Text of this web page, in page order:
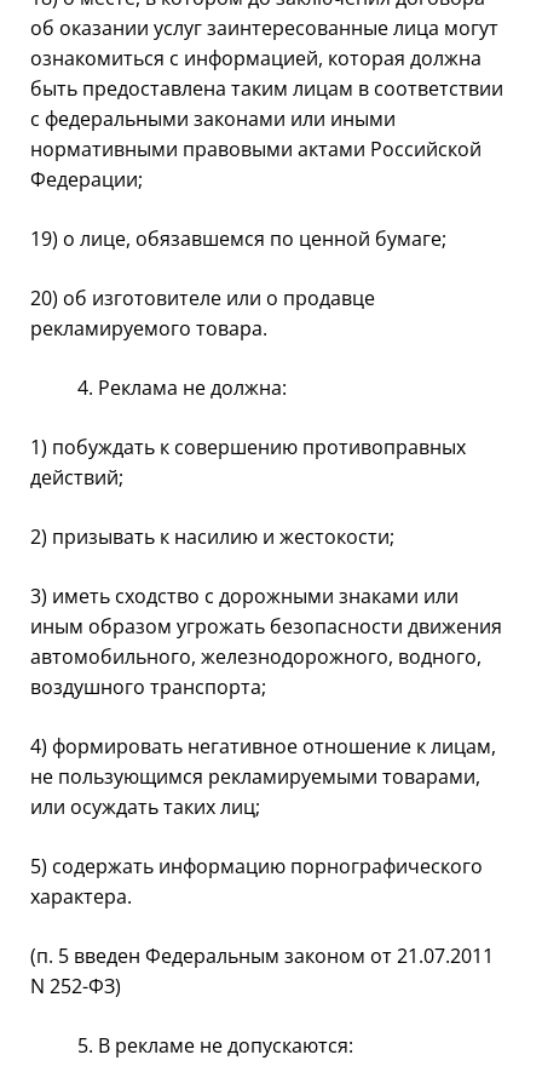
об оказании услуг заинтересованные лица могут
ознакомиться с информацией, которая должна
быть предоставлена таким лицам в соответствии
с федеральными законами или иными
нормативными правовыми актами Российской
Федерации;
19) о лице, обязавшемся по ценной бумаге;
20) об изготовителе или о продавце
рекламируемого товара.
Реклама не должна:
1) побуждать к совершению противоправных
действий;
2) призывать к насилию и жестокости;
3) иметь сходство с дорожными знаками или
иным образом угрожать безопасности движения
автомобильного, железнодорожного, водного,
воздушного транспорта;
4) формировать негативное отношение к лицам,
не пользующимся рекламируемыми товарами,
или осуждать таких лиц;
5) содержать информацию порнографического
характера.
(п. 5 введен Федеральным законом от 21.07.2011
N 252-ФЗ)
В рекламе не допускаются: